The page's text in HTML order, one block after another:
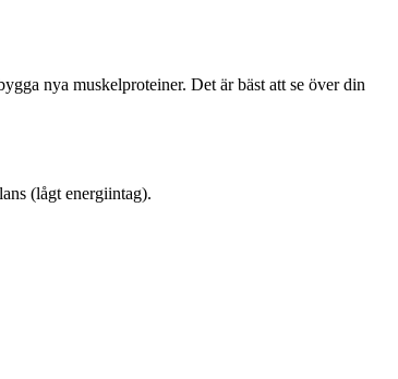
nya muskelproteiner. Det är bäst att se över din
(lågt energiintag).